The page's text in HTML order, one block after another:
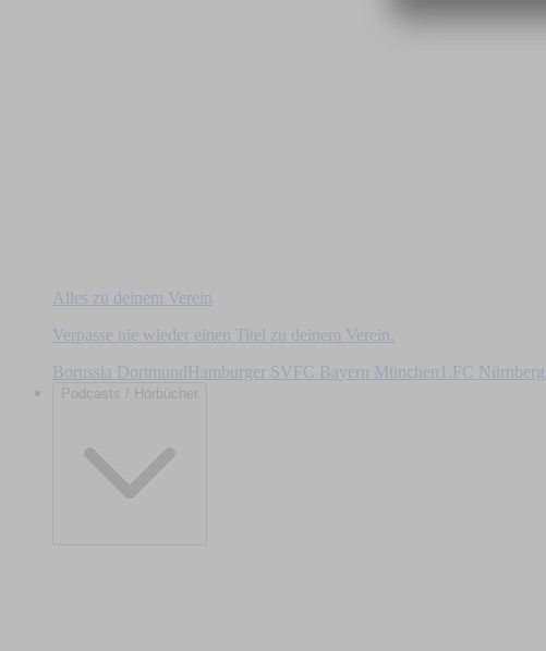
Alles zu deinem Verein
Verpasse nie wieder einen Titel zu deinem Verein.
Borussia DortmundHamburger SV FC Bayern München 1.FC Nürnberg
Podcasts / Hörbücher